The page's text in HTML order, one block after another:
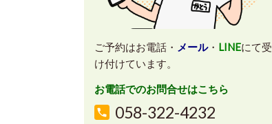
ご予約はお電話・ メール・ LINEにて受
け付けています。
お電話でのお問合せはこちら
058-322-4232